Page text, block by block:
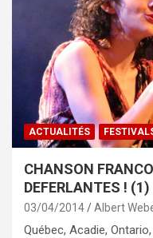
ACTUALITÉS
CHANSON
DEFERLANTES !
03/04/2014 Albert
Québec, Acadie,